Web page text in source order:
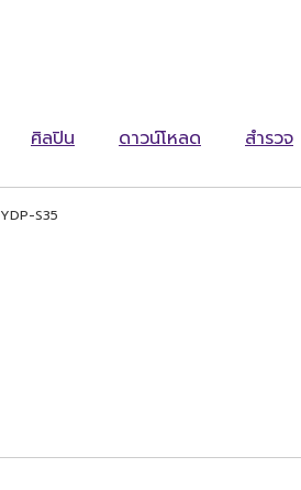
ศิลปิน ดาวน์โหลด สำรวจ
YDP-S35